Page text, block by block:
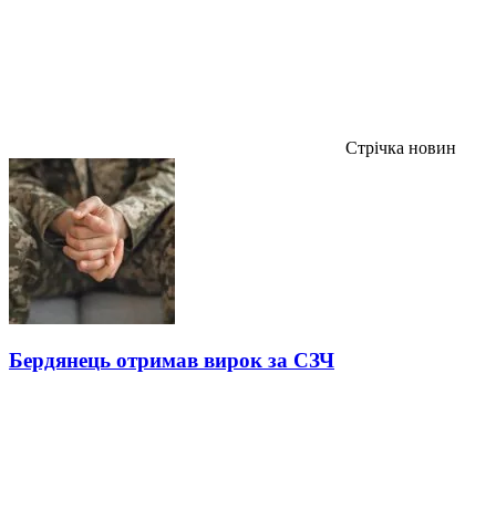
Стрічка новин
Бердянець отримав вирок за СЗЧ